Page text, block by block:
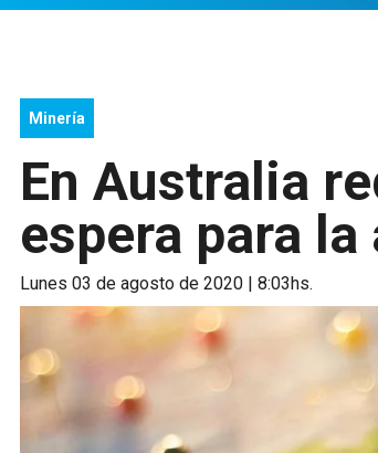
Minería
En Australia
espera para
lunes 03 de agosto de 2020 | 8:03hs.